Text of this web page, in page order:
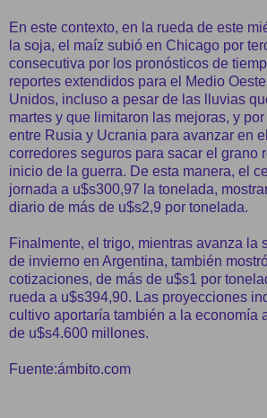
En este contexto, en la rueda de este
la soja, el maíz subió en Chicago por
consecutiva por los pronósticos de
reportes extendidos para el Medio
Unidos, incluso a pesar de las lluvias
martes y que limitaron las mejoras, y
entre Rusia y Ucrania para avanzar en
corredores seguros para sacar el grano
inicio de la guerra. De esta manera, el
jornada a u$s300,97 la tonelada,
diario de más de u$s2,9 por tonelada.
Finalmente, el trigo, mientras avanza la
de invierno en Argentina, también
cotizaciones, de más de u$s1 por
rueda a u$s394,90. Las proyecciones
cultivo aportaría también a la economía
de u$s4.600 millones.
Fuente:ámbito.com